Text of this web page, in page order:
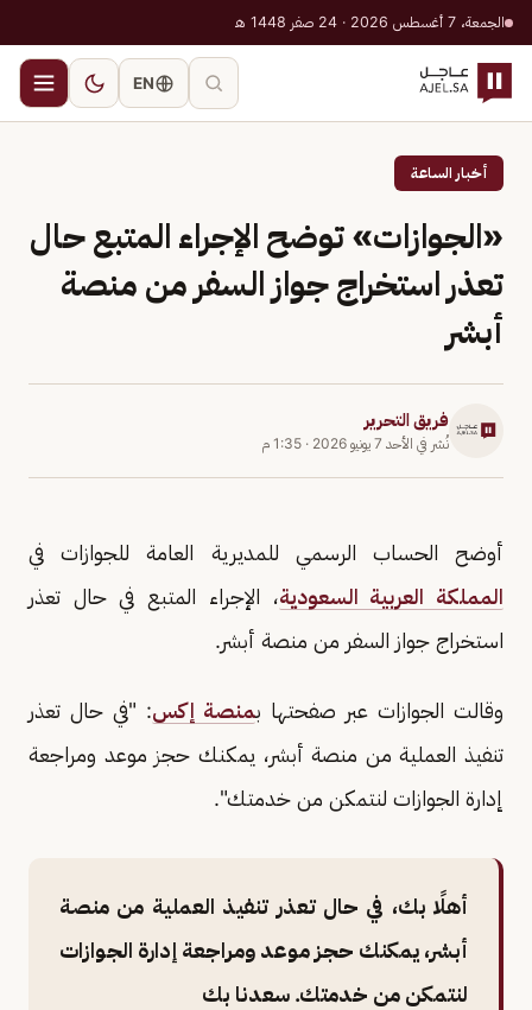
الجمعة، 7 أغسطس 2026 · 24 صفر 1448 هـ
EN
أخبار الساعة
«الجوازات» توضح الإجراء المتبع حال
تعذر استخراج جواز السفر من منصة
أبشر
فريق التحرير
نُشر في الأحد 7 يونيو 2026 · 1:35 م
أوضح الحساب الرسمي للمديرية العامة للجوازات في
المملكة العربية السعودية، الإجراء المتبع في حال تعذر
استخراج جواز السفر من منصة أبشر.
وقالت الجوازات عبر صفحتها بمنصة إكس: "في حال تعذر
تنفيذ العملية من منصة أبشر، يمكنك حجز موعد ومراجعة
إدارة الجوازات لنتمكن من خدمتك".
أهلًا بك، في حال تعذر تنفيذ العملية من منصة
أبشر، يمكنك حجز موعد ومراجعة إدارة الجوازات
لنتمكن من خدمتك. سعدنا بك